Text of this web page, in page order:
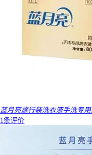
蓝月亮旅行装洗衣液手洗专
1条评价